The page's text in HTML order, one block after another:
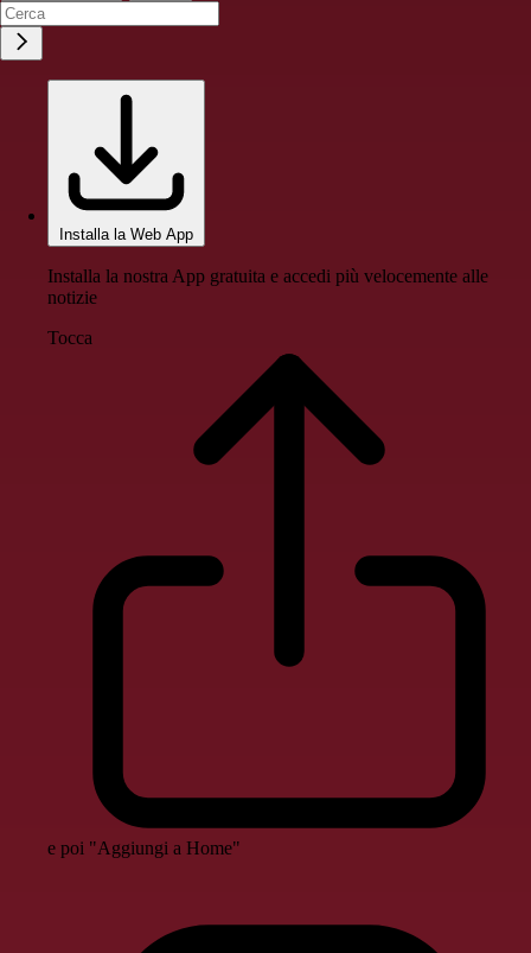
Installa la Web App
Installa la nostra App gratuita e accedi più velocemente alle
notizie
Tocca
e poi "Aggiungi a Home"